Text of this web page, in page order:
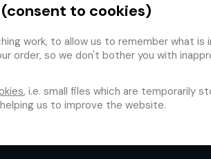
from the contractto cookies)
work, to allow us to remember what is
order, so we don't bother you with
, i.e. small files which are temporarily
us to improve the website.